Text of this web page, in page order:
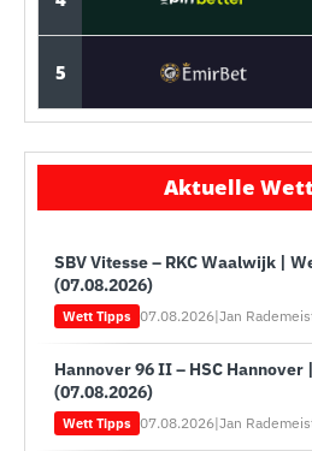
5
Aktuelle
SBV Vitesse – RKC Waalwijk |
(07.08.2026)
Wett Tipps 07.08.2026|Jan
Hannover 96 II – HSC
(07.08.2026)
Wett Tipps 07.08.2026|Jan